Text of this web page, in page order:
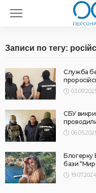
Записи по тегу:
Служба
СБУ
Блогерку
бази